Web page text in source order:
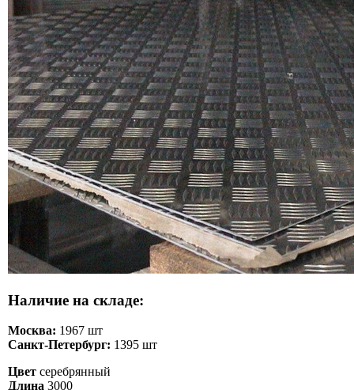
Наличие на складе:
Москва: 1967 шт
Санкт-Петербург: 1395 шт
Цвет серебрянный
Длина 3000